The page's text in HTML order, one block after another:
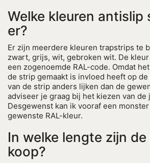
Welke kleuren antislip
er?
Er zijn meerdere kleuren trapstrips te
zwart, grijs, wit, gebroken wit. De
een zogenoemde RAL-code. Omdat
de strip gemaakt is invloed heeft op
van de strip anders lijken dan de
adviseer je graag bij het kiezen van de
Desgewenst kan ik vooraf een
gewenste RAL-kleur.
In welke lengte zijn
koop?